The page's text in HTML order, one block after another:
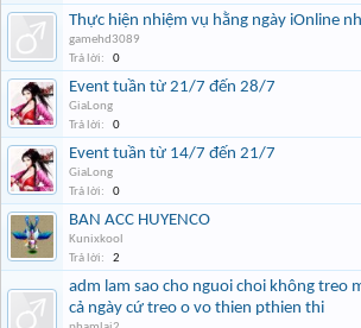
Thực hiện nhiệm vụ hằng ngày iOnline
gamehd3089
Trả lời:
0
Event tuần từ 21/7 đến 28/7
GiaLong
Trả lời:
0
Event tuần từ 14/7 đến 21/7
GiaLong
Trả lời:
0
BAN ACC HUYENCO
Kunixkool
Trả lời:
2
adm lam sao cho nguoi choi không treo
cả ngày cứ treo o vo thien pthien thi